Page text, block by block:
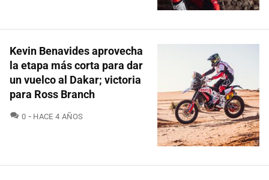
Kevin Benavides aprovecha
la etapa más corta para dar
un vuelco al Dakar; victoria
para Ross Branch
0 COMENTARIOS
HACE 4 AÑOS